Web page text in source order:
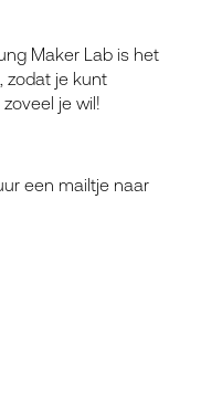
Maker Lab is het
zodat je kunt
je wil!
een mailtje naar